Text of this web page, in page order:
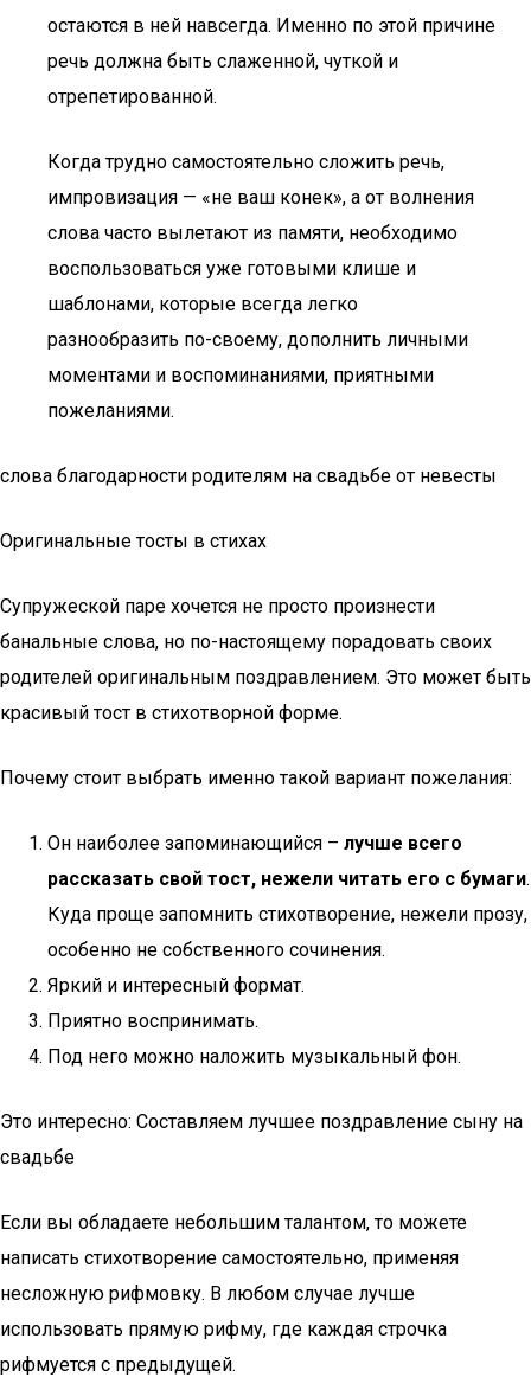
остаются в ней навсегда. Именно по этой причине
речь должна быть слаженной, чуткой и
отрепетированной.
Когда трудно самостоятельно сложить речь,
импровизация — «не ваш конек», а от волнения
слова часто вылетают из памяти, необходимо
воспользоваться уже готовыми клише и
шаблонами, которые всегда легко
разнообразить по-своему, дополнить личными
моментами и воспоминаниями, приятными
пожеланиями.
слова благодарности родителям на свадьбе от невесты
Оригинальные тосты в стихах
Супружеской паре хочется не просто произнести
банальные слова, но по-настоящему порадовать своих
родителей оригинальным поздравлением. Это может быть
красивый тост в стихотворной форме.
Почему стоит выбрать именно такой вариант пожелания:
Он наиболее запоминающийся – лучше всего
рассказать свой тост, нежели читать его с бумаги.
Куда проще запомнить стихотворение, нежели прозу,
особенно не собственного сочинения.
Яркий и интересный формат.
Приятно воспринимать.
Под него можно наложить музыкальный фон.
Это интересно: Составляем лучшее поздравление сыну на
свадьбе
Если вы обладаете небольшим талантом, то можете
написать стихотворение самостоятельно, применяя
несложную рифмовку. В любом случае лучше
использовать прямую рифму, где каждая строчка
рифмуется с предыдущей.